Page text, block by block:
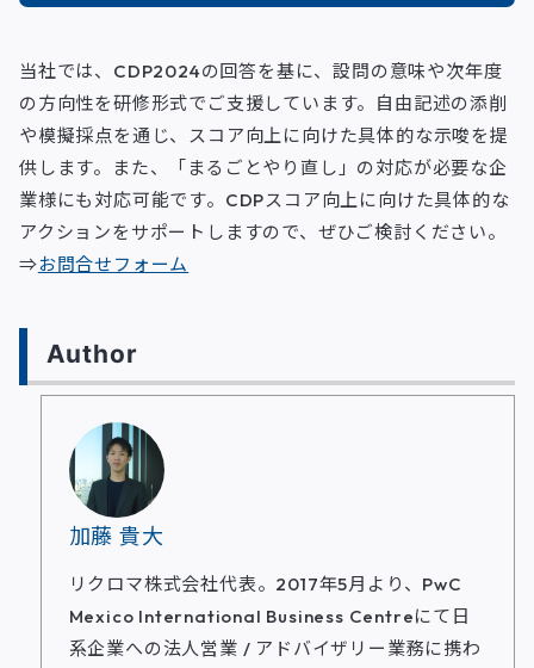
当社では、CDP2024の回答を基に、設問の意味や次年度
の方向性を研修形式でご支援しています。自由記述の添削
や模擬採点を通じ、スコア向上に向けた具体的な示唆を提
供します。また、「まるごとやり直し」の対応が必要な企
業様にも対応可能です。CDPスコア向上に向けた具体的な
アクションをサポートしますので、ぜひご検討ください。
⇒お問合せフォーム
Author
加藤 貴大
リクロマ株式会社代表。2017年5月より、PwC
Mexico International Business Centreにて日
系企業への法人営業 / アドバイザリー業務に携わ